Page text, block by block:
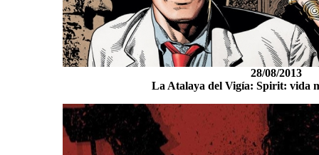
28/08/2013
La Atalaya del Vigía: Spirit: vida